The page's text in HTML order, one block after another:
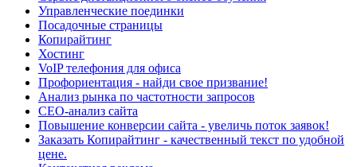
Управленческие поединки
Посадочные страницы
Копирайтинг
Хостинг
VoIP телефония для офиса
Профориентация - найди свое призвание!
Анализ рынка по частотности запросов
СЕО-анализ сайта
Повышение конверсии сайта - увеличь поток заявок!
Заказать Копирайтинг - качественный текст по удобной
цене.